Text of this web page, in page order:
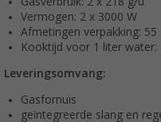
Vermogen: 2 x 3000 W
Afmetingen verpakking: 55
Kooktijd voor 1 liter water:
Leveringsomvang:
Gasfornuis
geïntegreerde slang en